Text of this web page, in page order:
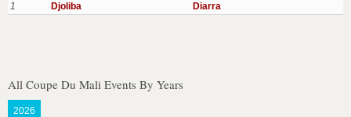
1
Djoliba Diarra
All Coupe Du Mali Events By Years
2026